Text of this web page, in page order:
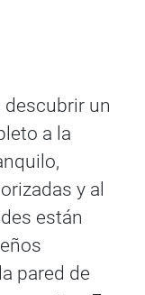
un
a la
y al
están
pared de